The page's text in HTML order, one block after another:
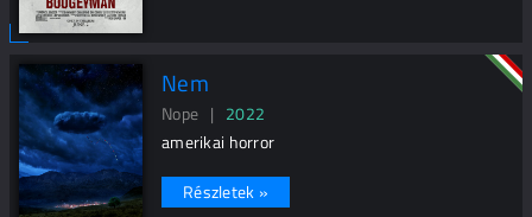
Nem
Nope | 2022
amerikai horror
Részletek »